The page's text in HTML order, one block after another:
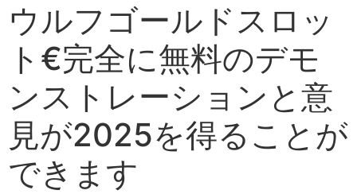
ウルフゴールドスロッ
ト€完全に無料のデモ
ンストレーションと意
見が2025を得ることが
できます